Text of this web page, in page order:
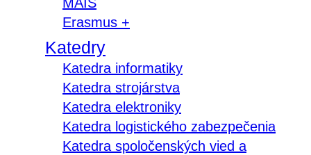
Erasmus +
Katedry
Katedra informatiky
Katedra strojárstva
Katedra elektroniky
Katedra logistického zabezpečenia
Katedra spoločenských vied a